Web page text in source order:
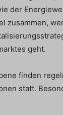
der
zusammen,
geht.
finden
statt.